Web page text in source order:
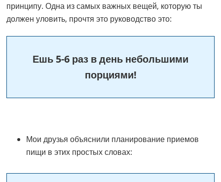
принципу. Одна из самых важных вещей, которую ты
должен уловить, прочтя это руководство это:
Ешь 5-6 раз в день небольшими
порциями!
Мои друзья объяснили планирование приемов
пищи в этих простых словах: